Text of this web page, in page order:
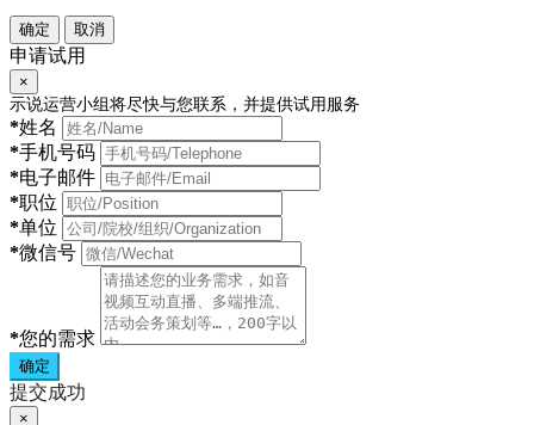
确定 取消
申请试用
×
示说运营小组将尽快与您联系，并提供试用服务
*姓名
*手机号码
*电子邮件
*职位
*单位
*微信号
*您的需求
确定
提交成功
×